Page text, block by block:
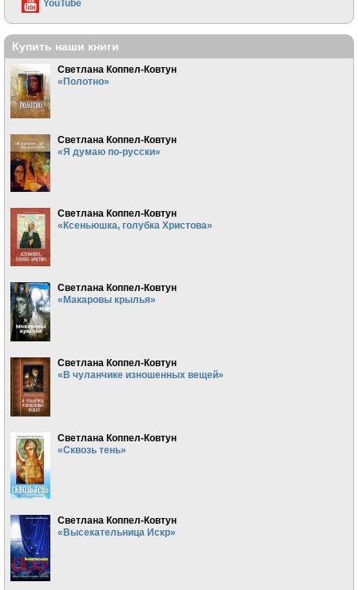
YouTube
Купить наши книги
Светлана Коппел-Ковтун
«Полотно»
Светлана Коппел-Ковтун
«Я думаю по-русски»
Светлана Коппел-Ковтун
«Ксеньюшка, голубка Христова»
Светлана Коппел-Ковтун
«Макаровы крылья»
Светлана Коппел-Ковтун
«В чуланчике изношенных вещей»
Светлана Коппел-Ковтун
«Сквозь тень»
Светлана Коппел-Ковтун
«Высекательница Искр»